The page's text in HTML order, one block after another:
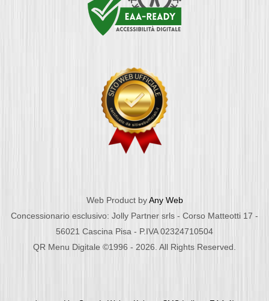
Web Product byAny Web
Concessionario esclusivo: Jolly Partner srls - Corso Matteotti 17 -
56021 Cascina Pisa - P.IVA 02324710504
QR Menu Digitale ©1996 - 2026. All Rights Reserved.